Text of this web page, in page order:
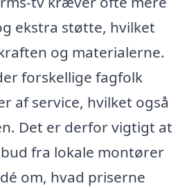
ekstra støtte, hvilket
og materialerne.
forskellige fagfolk
af service, hvilket også
Det er derfor vigtigt at
fra lokale montører
om, hvad priserne